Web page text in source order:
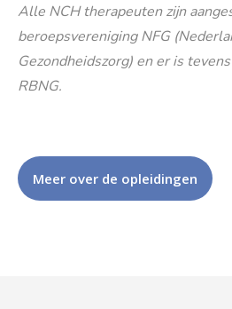
Alle NCH therapeuten zijn
beroepsvereniging NFG
Gezondheidszorg) en er is
RBNG.
Meer over de opleidingen